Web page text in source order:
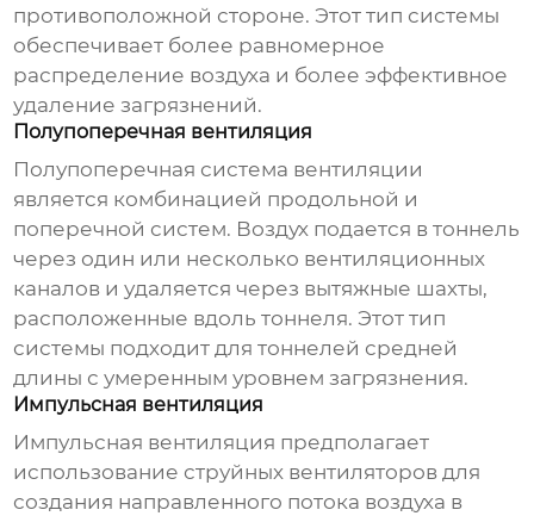
противоположной стороне. Этот тип системы
обеспечивает более равномерное
распределение воздуха и более эффективное
удаление загрязнений.
Полупоперечная вентиляция
Полупоперечная система вентиляции
является комбинацией продольной и
поперечной систем. Воздух подается в тоннель
через один или несколько вентиляционных
каналов и удаляется через вытяжные шахты,
расположенные вдоль тоннеля. Этот тип
системы подходит для тоннелей средней
длины с умеренным уровнем загрязнения.
Импульсная вентиляция
Импульсная вентиляция предполагает
использование струйных вентиляторов для
создания направленного потока воздуха в